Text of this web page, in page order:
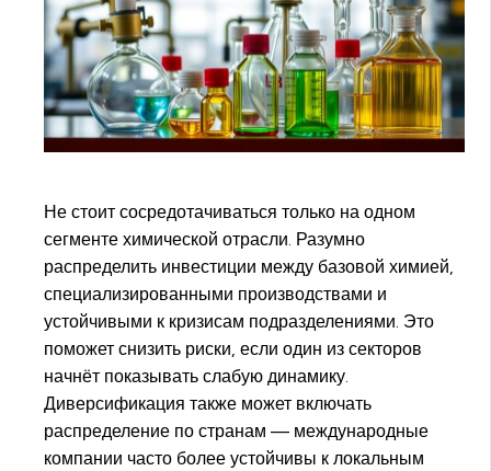
Не стоит сосредотачиваться только на одном
сегменте химической отрасли. Разумно
распределить инвестиции между базовой химией,
специализированными производствами и
устойчивыми к кризисам подразделениями. Это
поможет снизить риски, если один из секторов
начнёт показывать слабую динамику.
Диверсификация также может включать
распределение по странам — международные
компании часто более устойчивы к локальным